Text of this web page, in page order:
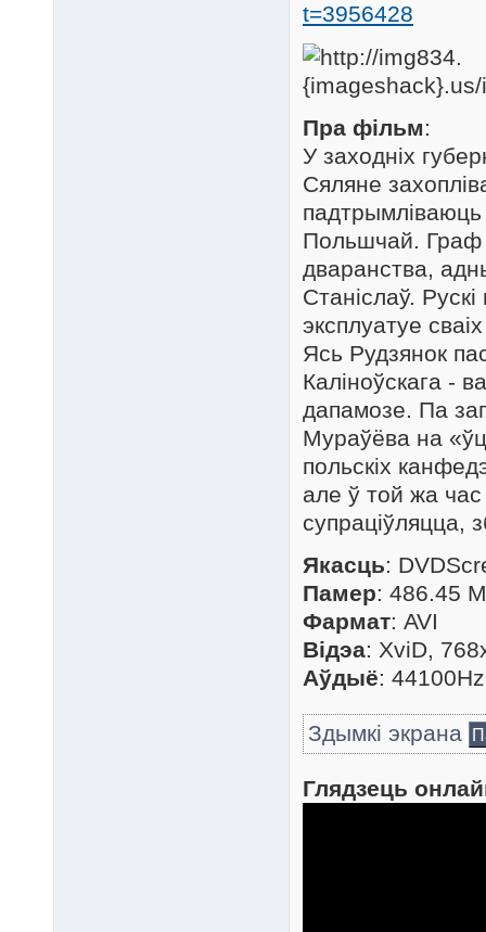
t=3956428
Пра фільм:
У заходніх
Сяляне
падтрымліваюць
Польшчай. Граф
дваранства,
Станіслаў.
эксплуатуе
Ясь Рудзянок
Каліноўскага -
дапамозе. Па
Мураўёва на
польскіх
але ў той жа
супраціўляцца,
Якасць:
Памер: 486.45
Фармат: AVI
Відэа: XviD,
Аўдыё:
Здымкі экрана
Глядзець